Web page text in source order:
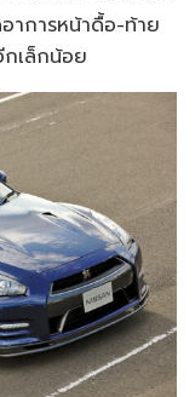
าการหน้าดื้อ-ท้าย
เล็กน้อย